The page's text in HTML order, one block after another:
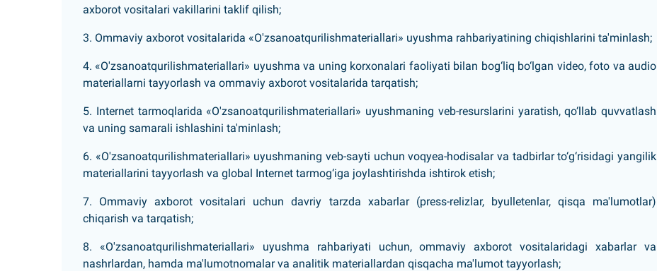
axborot vositalari vakillarini taklif qilish;
3. Ommaviy axborot vositalarida «O'zsanoatqurilishmateriallari» uyushma rahbariyatining chiqishlarini ta'minlash;
4. «O'zsanoatqurilishmateriallari» uyushma va uning korxonalari faoliyati bilan bog‘liq bo‘lgan video, foto va audio
materiallarni tayyorlash va ommaviy axborot vositalarida tarqatish;
5. Internet tarmoqlarida «O'zsanoatqurilishmateriallari» uyushmaning veb-resurslarini yaratish, qo‘llab quvvatlash
va uning samarali ishlashini ta'minlash;
6. «O'zsanoatqurilishmateriallari» uyushmaning veb-sayti uchun voqyea-hodisalar va tadbirlar to‘g‘risidagi yangilik
materiallarini tayyorlash va global Internet tarmog‘iga joylashtirishda ishtirok etish;
7. Ommaviy axborot vositalari uchun davriy tarzda xabarlar (press-relizlar, byulletenlar, qisqa ma'lumotlar)
chiqarish va tarqatish;
8. «O'zsanoatqurilishmateriallari» uyushma rahbariyati uchun, ommaviy axborot vositalaridagi xabarlar va
nashrlardan, hamda ma'lumotnomalar va analitik materiallardan qisqacha ma'lumot tayyorlash;